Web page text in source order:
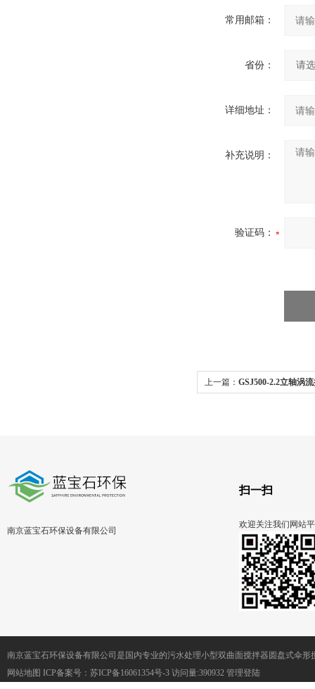
常用邮箱：
省份：
详细地址：
补充说明：
验证码：
上一篇： GSJ500-2.2立轴涡
南京蓝宝石环保设备有限公司
扫一扫
欢迎关注我们网站
南京蓝宝石环保设备有限公司是国内专业的污水处理小型双曲面搅拌器圆盘式伞
网站地图 ICP备案号： 苏ICP备16061354号-3 访问量:390932 管理登陆